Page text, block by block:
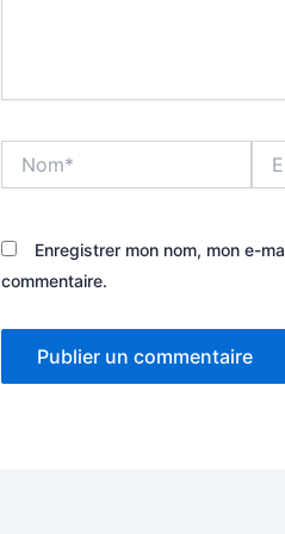
mail*
Enregistrer mon nom, mon e-
commentaire.